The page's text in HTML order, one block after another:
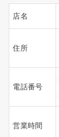
店名
住所
電話番号
営業時間